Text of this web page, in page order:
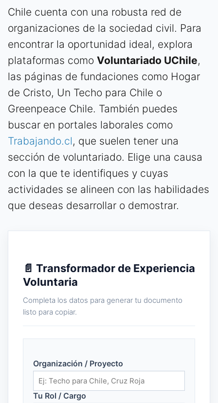
Chile cuenta con una robusta red de
organizaciones de la sociedad civil. Para
encontrar la oportunidad ideal, explora
plataformas como Voluntariado UChile,
las páginas de fundaciones como Hogar
de Cristo, Un Techo para Chile o
Greenpeace Chile. También puedes
buscar en portales laborales como
Trabajando.cl, que suelen tener una
sección de voluntariado. Elige una causa
con la que te identifiques y cuyas
actividades se alineen con las habilidades
que deseas desarrollar o demostrar.
📄 Transformador de Experiencia
Voluntaria
Completa los datos para generar tu documento
listo para copiar.
Organización / Proyecto
Tu Rol / Cargo